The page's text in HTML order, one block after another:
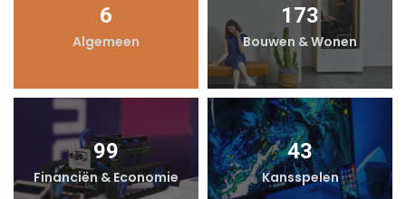
6
Algemeen
173
Bouwen & Wonen
99
Financiën & Economie
43
Kansspelen